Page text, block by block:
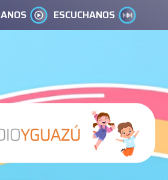
ESCUCHANOS